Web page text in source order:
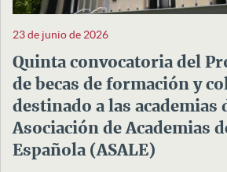
23 de junio de 2026
Quinta convocatoria del
de becas de formación y
destinado a las academias
Asociación de Academias
Española (ASALE)